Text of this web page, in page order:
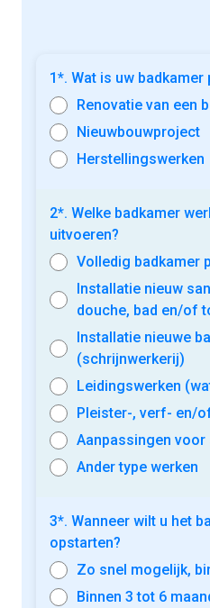
1*. Wat is uw badkamer
Renovatie van een
Nieuwbouwproject
Herstellingswerken
2*. Welke badkamer
uitvoeren?
Volledig badkamer
Installatie nieuw
douche, bad en/of
Installatie nieuwe
(schrijnwerkerij)
Leidingswerken
Pleister-, verf- en/
Aanpassingen
Ander type werken
3*. Wanneer wilt u het
opstarten?
Zo snel mogelijk,
Binnen 3 tot 6